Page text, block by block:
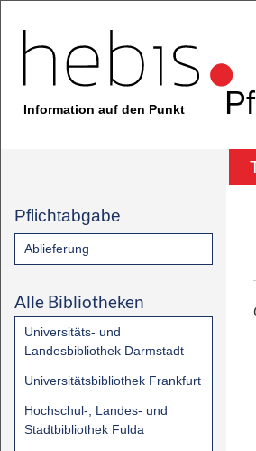
Information auf den Punkt
Pflichtabgabe
Ablieferung
Alle Bibliotheken
Universitäts- und
Landesbibliothek Darmstadt
Universitätsbibliothek Frankfurt
Hochschul-, Landes- und
Stadtbibliothek Fulda